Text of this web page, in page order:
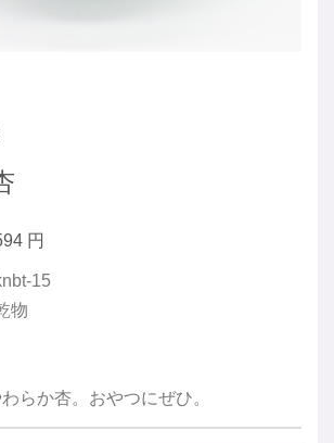
円
15
物
らか杏。おやつにぜひ。